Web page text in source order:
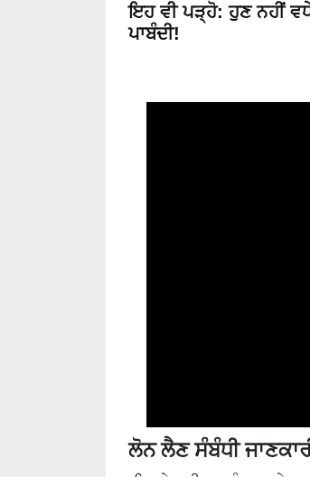
ਇਹ ਵੀ ਪੜ੍ਹੋ: ਹੁਣ ਨਹੀਂ
ਪਾਬੰਦੀ!
-ਇਸਦੇ ਲਈ ਤੁਹਾਨੂੰ ਆਪਣੇ